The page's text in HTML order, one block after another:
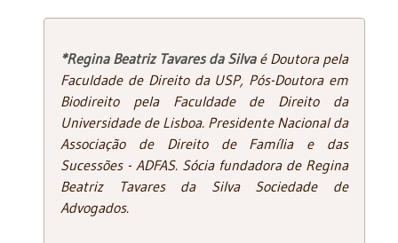
*Regina Beatriz Tavares da Silvaé Doutora pela
Faculdade de Direito da USP, Pós-Doutora em
Biodireito pela Faculdade de Direito da
Universidade de Lisboa. Presidente Nacional da
Associação de Direito de Família e das
Sucessões - ADFAS. Sócia fundadora de Regina
Beatriz Tavares da Silva Sociedade de
Advogados.